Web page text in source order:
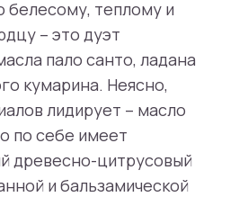
белесому, теплому и
– это дуэт
пало санто, ладана
кумарина. Неясно,
лидирует – масло
по себе имеет
древесно-цитрусовый
и бальзамической